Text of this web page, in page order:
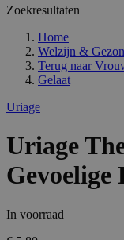
Zoekresultaten
Home
Welzijn &
Terug naar
Gelaat
Uriage
Uriage
Gevoelige
In voorraad